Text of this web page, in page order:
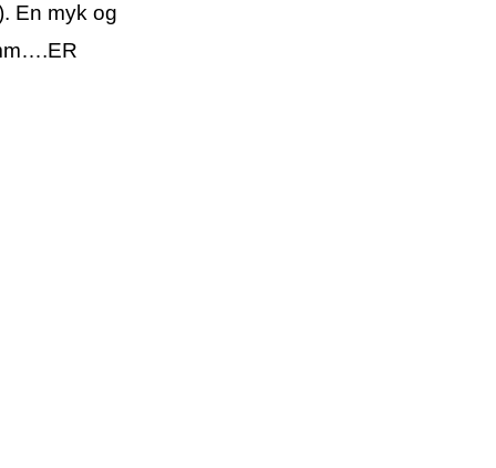
En myk og